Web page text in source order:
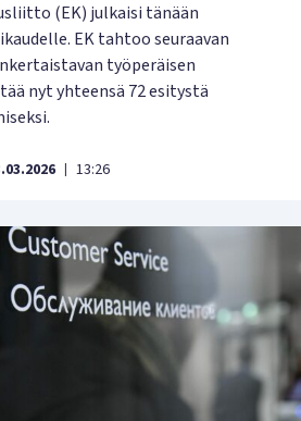
(EK) julkaisi tänään
EK tahtoo seuraavan
työperäisen
nyt yhteensä 72 esitystä
| 13:26